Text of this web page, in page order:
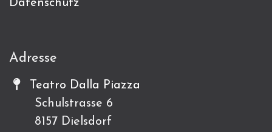
Datenschutz
Adresse
Teatro Dalla Piazza
Schulstrasse 6
8157 Dielsdorf